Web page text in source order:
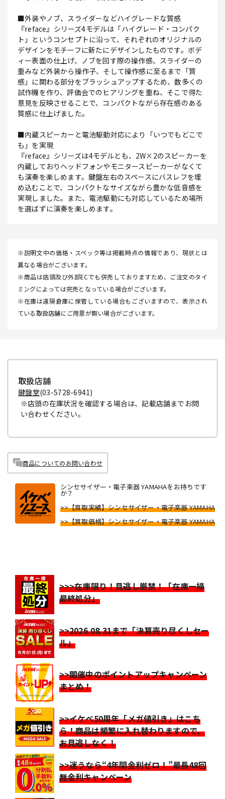
■外装やノブ、スライダーなどハイグレードな質感
『reface』シリーズ4モデルは「ハイグレード・コンパク
ト」というコンセプトに沿って、それぞれのオリジナルの
デザインをモチーフに新たにデザインしたものです。ボデ
ィー表面の仕上げ、ノブを回す際の操作感、スライダーの
重みなど外装から操作子、そして操作感に至るまで「質
感」に関わる部分をブラッシュアップするため、数多くの
試作機を作り、評価会でのヒアリングを重ね、そこで得た
意見を反映させることで、コンパクトながら存在感のある
質感に仕上げました。
■内蔵スピーカーと電池駆動対応により「いつでもどこで
も」を実現
『reface』シリーズは4モデルとも、2W×2のスピーカーを
内蔵しておりヘッドフォンやモニタースピーカーがなくて
も演奏を楽しめます。鍵盤左右のスペースにバスレフを埋
め込むことで、コンパクトなサイズながら豊かな低音感を
実現しました。また、電池駆動にも対応しているため場所
を選ばずに演奏を楽しめます。
※説明文中の価格・スペック等は掲載時点の情報であり、現状とは
異なる場合がございます。
※商品は店頭及び外部ECでも併売しておりますため、ご注文のタイ
ミングによっては完売となっている場合がございます。
※在庫は遠隔倉庫に保管している場合もございますので、表示され
ている取扱店舗にご用意が無い場合がございます。
取扱店舗
鍵盤堂(03-5728-6941)
※店頭の在庫状況を確認する場合は、記載店舗までお問
い合わせください。
商品についてのお問い合わせ
シンセサイザー・電子楽器 YAMAHAをお持ちです
か？
>>【買取実績】シンセサイザー・電子楽器 YAMAHA
>>【買取価格】シンセサイザー・電子楽器 YAMAHA
>>>在庫限り！見逃し厳禁！「在庫一掃
最終処分」
>>2026.08.31まで「決算売り尽くしセー
ル」
>>開催中のポイントアップキャンペーン
まとめ！
>>イケベ50周年「メガ値引き」はこち
ら！商品は頻繁に入れ替わりますので、
お見逃しなく！
>>迷うなら“4年間金利ゼロ！”最長48回
無金利キャンペーン